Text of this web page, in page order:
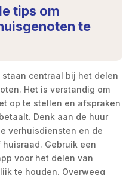
tips om
te
centraal bij het delen
Het is verstandig om
op te stellen en afspraken
Denk aan de huur
verhuisdiensten en de
Gebruik een
voor het delen van
te houden. Overweeg